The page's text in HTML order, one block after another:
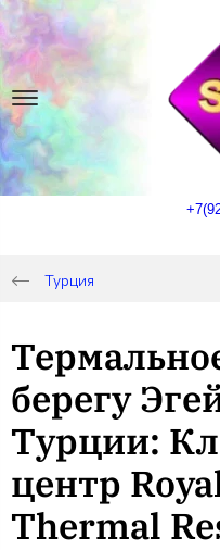
Турция
берегу
Турции:
центр
Thermal